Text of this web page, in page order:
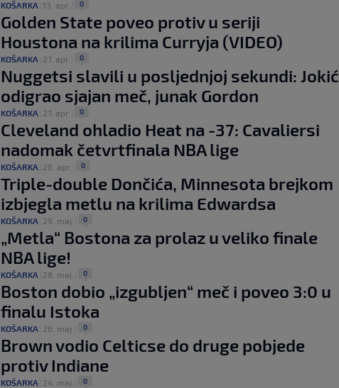
KOŠARKA 13. apr. 0
Golden State poveo protiv u seriji
Houstona na krilima Curryja (VIDEO)
KOŠARKA 27. apr. 0
Nuggetsi slavili u posljednjoj sekundi: Jokić
odigrao sjajan meč, junak Gordon
KOŠARKA 27. apr. 0
Cleveland ohladio Heat na -37: Cavaliersi
nadomak četvrtfinala NBA lige
KOŠARKA 26. apr. 0
Triple-double Dončića, Minnesota brejkom
izbjegla metlu na krilima Edwardsa
KOŠARKA 29. maj. 0
„Metla“ Bostona za prolaz u veliko finale
NBA lige!
KOŠARKA 28. maj. 0
Boston dobio „izgubljen“ meč i poveo 3:0 u
finalu Istoka
KOŠARKA 26. maj. 0
Brown vodio Celticse do druge pobjede
protiv Indiane
KOŠARKA 24. maj. 0